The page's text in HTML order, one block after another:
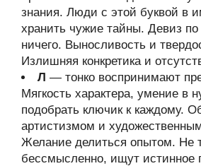
знания. Люди с этой буквой в
хранить чужие тайны. Девиз
ничего. Выносливость и
Излишняя конкретика и
Л — тонко воспринимают
Мягкость характера, умение в
подобрать ключик к каждому.
артистизмом и
Желание делиться опытом. Не
бессмысленно, ищут истинное